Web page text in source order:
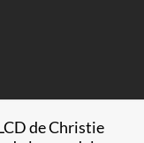
de Christie